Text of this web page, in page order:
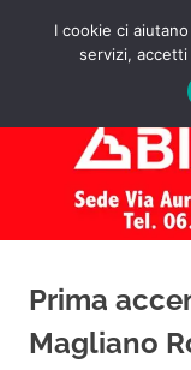
Caldaie
Biasi
Roma
Preventivo!
Prima
Magliano
I cookie ci
servizi,